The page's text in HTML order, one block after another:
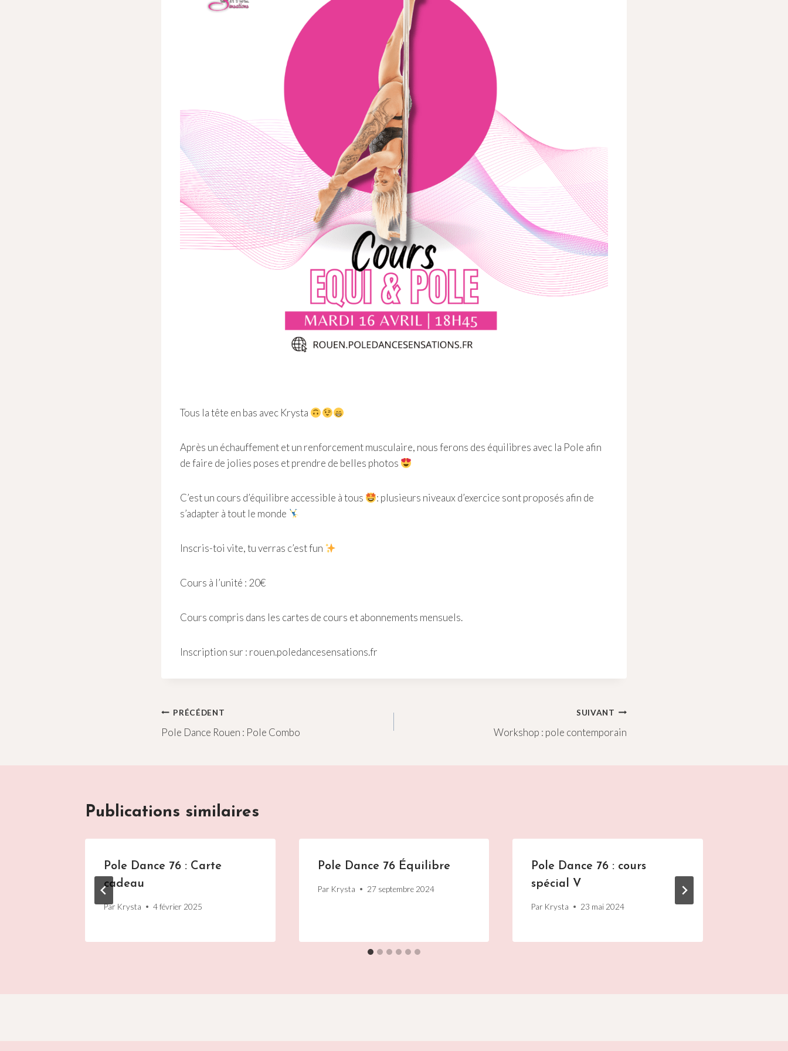
Tous la tête en bas avec Krysta
Après un échauffement et un renforcement musculaire, nous ferons des équilibres avec la Pole afin
de faire de jolies poses et prendre de belles photos
C’est un cours d’équilibre accessible à tous
: plusieurs niveaux d’exercice sont proposés afin de
s’adapter à tout le monde
Inscris-toi vite, tu verras c’est fun
Cours à l’unité : 20€
Cours compris dans les cartes de cours et abonnements mensuels.
Inscription sur : rouen.poledancesensations.fr
Navigation
de
PRÉCÉDENT
Pole Dance Rouen : Pole Combo
SUIVANT
Workshop : pole contemporain
Publications similaires
Pole Dance 76 : Carte
cadeau
Par Krysta 4 février 2025
Pole Dance 76 Équilibre
Par Krysta 27 septembre 2024
Pole Dance 76 : cours
spécial V
Par Krysta 23 mai 2024